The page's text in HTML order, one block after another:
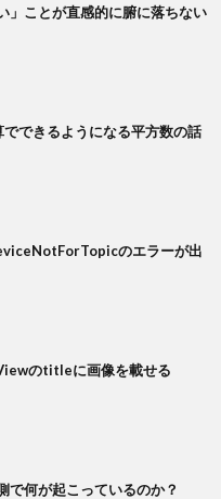
」ことが直感的に腑に落ちない
できるようになる平方数の話
のエラーが出
のtitleに画像を載せる
で何が起こっているのか？